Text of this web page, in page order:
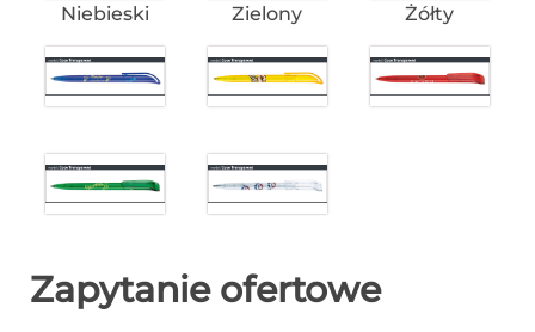
Niebieski Zielony Żółty
Zapytanie ofertowe